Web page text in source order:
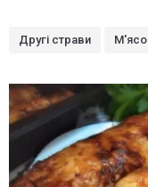
Другі страви М'ясо